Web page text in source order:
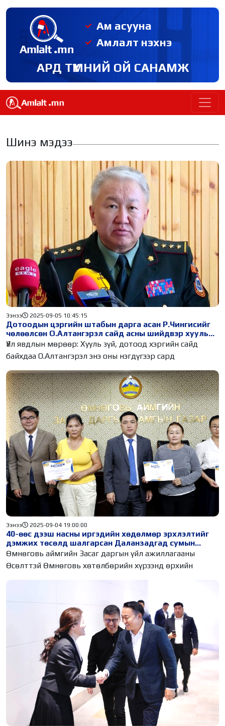
Ам асууна
Амлалт нэхнэ
АРД ТҮМНИЙ ОЙ САНАМЖ
Шинэ мэдээ
Дотоодын цэргийн штабын дарга асан Р.Чингисийг
чөлөөлсөн О.Алтангэрэл сайд асны шийдвэр хууль
бус гэж шүүх үзжээ
Ээнээ 2025-09-05 10:45:15
Үйл явдлын мөрөөр: Хууль зүй, дотоод хэргийн сайд
байхдаа О.Алтангэрэл энэ оны нэгдүгээр сард
40-өөс дээш насны иргэдийн хөдөлмөр эрхлэлтийг
дэмжих төсөлд шалгарсан Даланзадгад сумын
иргэдэд батламж гардууллаа
Ээнээ 2025-09-04 19:00:00
Өмнөговь аймгийн Засаг даргын үйл ажиллагааны
Өсөлттэй Өмнөговь хөтөлбөрийн хүрээнд өрхийн